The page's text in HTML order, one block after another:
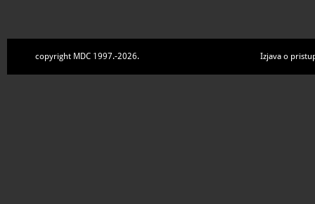
copyright MDC 1997.-2026. Izjava o